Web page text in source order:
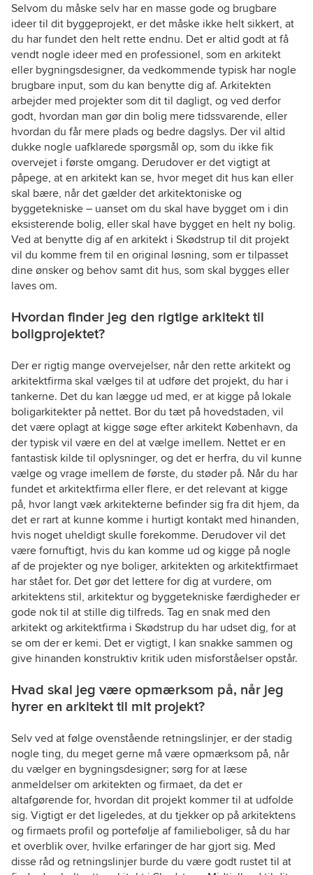
Selvom du måske selv har en masse gode og brugbare
ideer til dit byggeprojekt, er det måske ikke helt sikkert, at
du har fundet den helt rette endnu. Det er altid godt at få
vendt nogle ideer med en professionel, som en arkitekt
eller bygningsdesigner, da vedkommende typisk har nogle
brugbare input, som du kan benytte dig af. Arkitekten
arbejder med projekter som dit til dagligt, og ved derfor
godt, hvordan man gør din bolig mere tidssvarende, eller
hvordan du får mere plads og bedre dagslys. Der vil altid
dukke nogle uafklarede spørgsmål op, som du ikke fik
overvejet i første omgang. Derudover er det vigtigt at
påpege, at en arkitekt kan se, hvor meget dit hus kan eller
skal bære, når det gælder det arkitektoniske og
byggetekniske – uanset om du skal have bygget om i din
eksisterende bolig, eller skal have bygget en helt ny bolig.
Ved at benytte dig af en arkitekt i Skødstrup til dit projekt
vil du komme frem til en original løsning, som er tilpasset
dine ønsker og behov samt dit hus, som skal bygges eller
laves om.
Hvordan finder jeg den rigtige arkitekt til
boligprojektet?
Der er rigtig mange overvejelser, når den rette arkitekt og
arkitektfirma skal vælges til at udføre det projekt, du har i
tankerne. Det du kan lægge ud med, er at kigge på lokale
boligarkitekter på nettet. Bor du tæt på hovedstaden, vil
det være oplagt at kigge søge efter arkitekt København, da
der typisk vil være en del at vælge imellem. Nettet er en
fantastisk kilde til oplysninger, og det er herfra, du vil kunne
vælge og vrage imellem de første, du støder på. Når du har
fundet et arkitektfirma eller flere, er det relevant at kigge
på, hvor langt væk arkitekterne befinder sig fra dit hjem, da
det er rart at kunne komme i hurtigt kontakt med hinanden,
hvis noget uheldigt skulle forekomme. Derudover vil det
være fornuftigt, hvis du kan komme ud og kigge på nogle
af de projekter og nye boliger, arkitekten og arkitektfirmaet
har stået for. Det gør det lettere for dig at vurdere, om
arkitektens stil, arkitektur og byggetekniske færdigheder er
gode nok til at stille dig tilfreds. Tag en snak med den
arkitekt og arkitektfirma i Skødstrup du har udset dig, for at
se om der er kemi. Det er vigtigt, I kan snakke sammen og
give hinanden konstruktiv kritik uden misforståelser opstår.
Hvad skal jeg være opmærksom på, når jeg
hyrer en arkitekt til mit projekt?
Selv ved at følge ovenstående retningslinjer, er der stadig
nogle ting, du meget gerne må være opmærksom på, når
du vælger en bygningsdesigner; sørg for at læse
anmeldelser om arkitekten og firmaet, da det er
altafgørende for, hvordan dit projekt kommer til at udfolde
sig. Vigtigt er det ligeledes, at du tjekker op på arkitektens
og firmaets profil og portefølje af familieboliger, så du har
et overblik over, hvilke erfaringer de har gjort sig. Med
disse råd og retningslinjer burde du være godt rustet til at